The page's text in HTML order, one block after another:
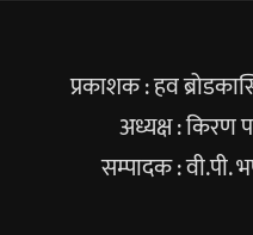
प्रकाशक : हव
अध्यक्ष : किरण
सम्पादक : वी.पी.